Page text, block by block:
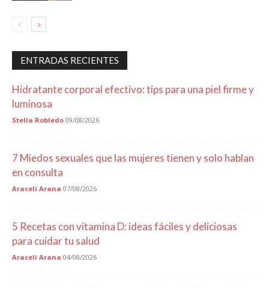
ENTRADAS RECIENTES
Hidratante corporal efectivo: tips para una piel firme y
luminosa
Stella Robledo 09/08/2026
7 Miedos sexuales que las mujeres tienen y solo hablan
en consulta
Araceli Arana 07/08/2026
5 Recetas con vitamina D: ideas fáciles y deliciosas
para cuidar tu salud
Araceli Arana 04/08/2026